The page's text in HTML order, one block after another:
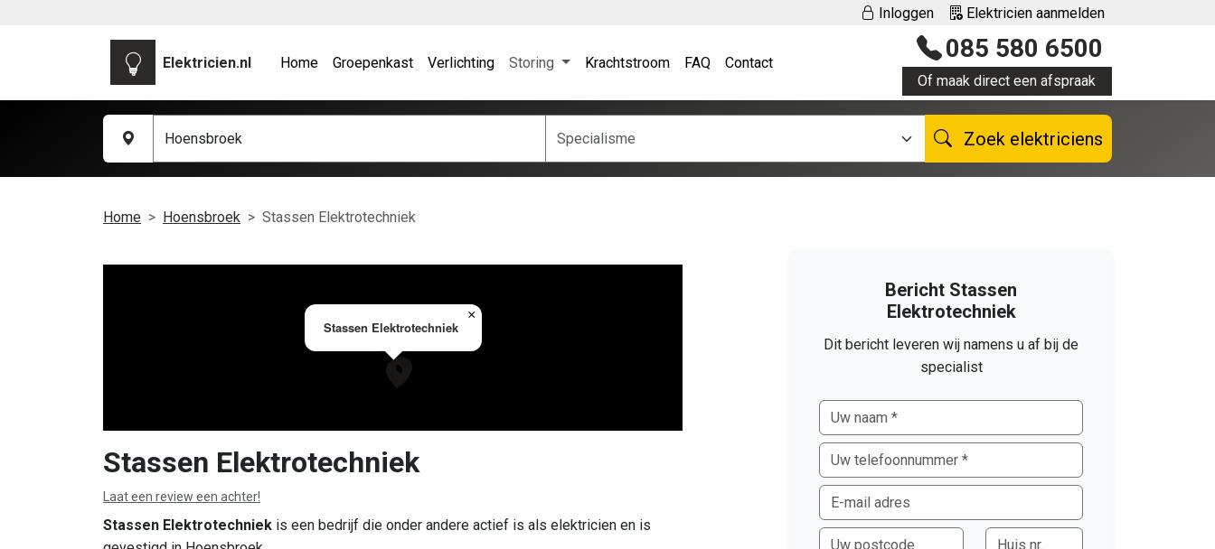
Inloggen Elektricien aanmelden
Elektricien.nl Home Groepenkast Verlichting Storing Krachtstroom FAQ Contact 085 580 6500
Of maak direct een afspraak
Zoek elektriciens
Home Hoensbroek Stassen Elektrotechniek
Stassen Elektrotechniek
×
Stassen Elektrotechniek
Laat een review een achter!
Stassen Elektrotechniek is een bedrijf die onder andere actief is als elektricien en is
Bericht Stassen
Elektrotechniek
Dit bericht leveren wij namens u af bij de
specialist